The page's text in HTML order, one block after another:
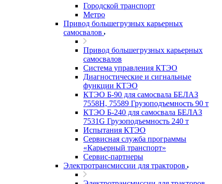
Городской транспорт
Метро
Привод большегрузных карьерных
самосвалов
Привод большегрузных карьерных
самосвалов
Система управления КТЭО
Диагностические и сигнальные
функции КТЭО
КТЭО Б-90 для самосвала БЕЛАЗ
7558H, 75589 Грузоподъемность 90 т
КТЭО Б-240 для самосвала БЕЛАЗ
7531G Грузоподъемность 240 т
Испытания КТЭО
Сервисная служба программы
«Карьерный транспорт»
Сервис-партнеры
Электротрансмиссии для тракторов